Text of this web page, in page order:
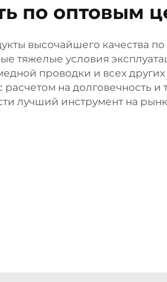
по оптовым
высочайшего качества
тяжелые условия
проводки и всех
на долговечность и
лучший инструмент на